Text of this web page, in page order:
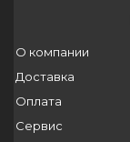
О компании
Доставка
Оплата
Сервис